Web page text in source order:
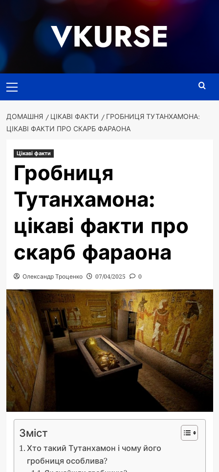
VKURSE
меню
ДОМАШНЯ ЦІКАВІ ФАКТИ
ГРОБНИЦЯ ТУТАНХАМОНА:
ЦІКАВІ ФАКТИ ПРО СКАРБ ФАРАОНА
Цікаві факти
Гробниця
Тутанхамона:
цікаві факти про
скарб фараона
Олександр Троценко 07/04/2025 0
Зміст
Хто такий Тутанхамон і чому його
гробниця особлива?